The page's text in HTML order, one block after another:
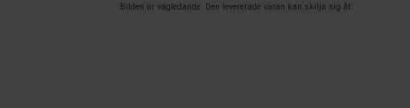
Bilden är vägledande. Den levererade varan kan skilja sig åt.